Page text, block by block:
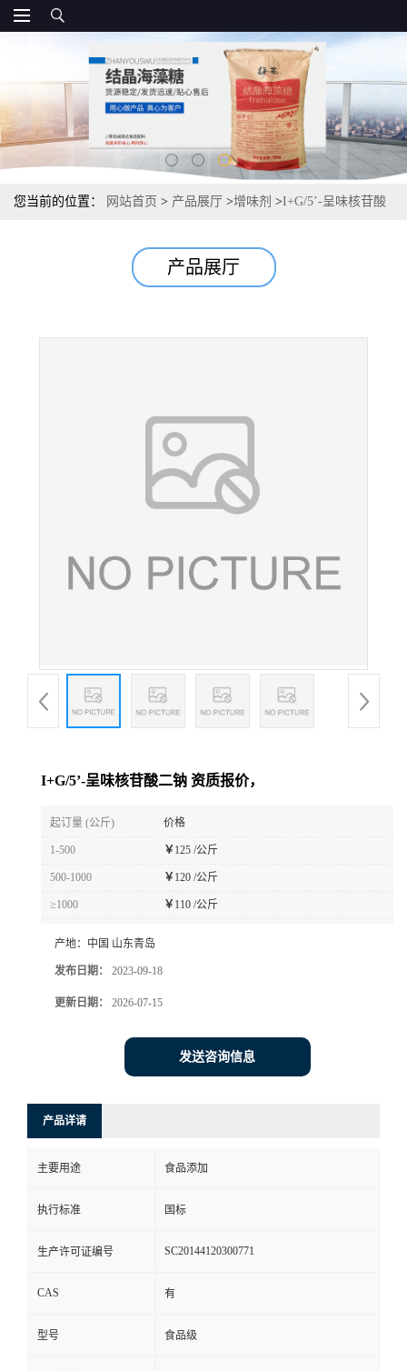
您当前的位置： 网站首页 > 产品展厅 >增味剂 >I+G/5’-呈味核苷酸
产品展厅
I+G/5’-呈味核苷酸二钠 资质报价，
起订量 (公斤) 价格
1-500 ￥ 125 /公斤
500-1000 ￥ 120 /公斤
≥1000 ￥ 110 /公斤
产地： 中国 山东青岛
发布日期： 2023-09-18
更新日期： 2026-07-15
发送咨询信息
产品详请
主要用途 食品添加
执行标准 国标
生产许可证编号 SC20144120300771
CAS 有
型号 食品级